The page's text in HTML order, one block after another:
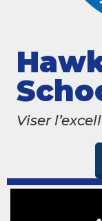
Viser